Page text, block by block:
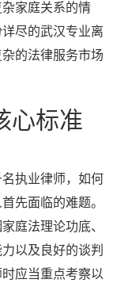
家庭关系的情
尽的武汉专业离
的法律服务市场
心标准
执业律师，如何
先面临的难题。
庭法理论功底、
以及良好的谈判
应当重点考察以